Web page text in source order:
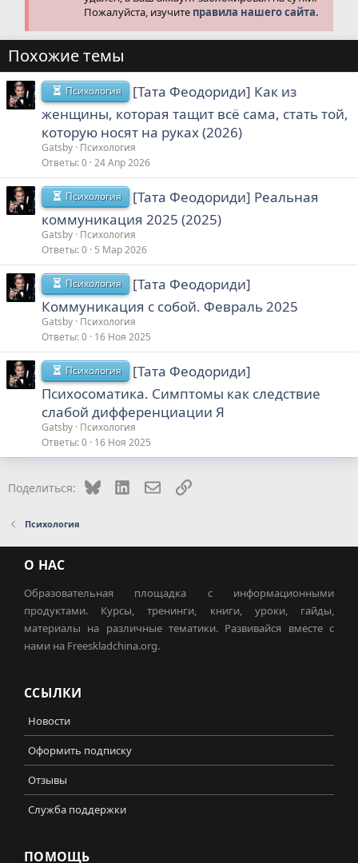
Пожалуйста, изучите правила нашего сайта.
Похожие темы
Психология
[Тата Феодориди] Как из
женщины, которая тащит всё сама, стать той,
которую носят на руках (2026)
Gatsby Психология
Ответы 0 24 Апр 2026
Психология
[Тата Феодориди] Реальная
коммуникация 2025 (2025)
Gatsby Психология
Ответы 0 5 Мар 2026
Психология
[Тата Феодориди]
Коммуникация с собой. Февраль 2025
Gatsby Психология
Ответы 0 16 Ноя 2025
Психология
[Тата Феодориди]
Психосоматика. Симптомы как следствие
слабой дифференциации Я
Gatsby Психология
Ответы 0 16 Ноя 2025
Поделиться: Bluesky LinkedInЭлектронная почта
Ссылка
Психология
О НАС
Образовательная площадка с информационными
продуктами. Курсы, тренинги, книги, уроки, гайды,
материалы на различные тематики. Развивайся вместе с
нами на Freeskladchina.org.
ССЫЛКИ
Новости
Оформить подписку
Отзывы
Служба поддержки
ПОМОЩЬ